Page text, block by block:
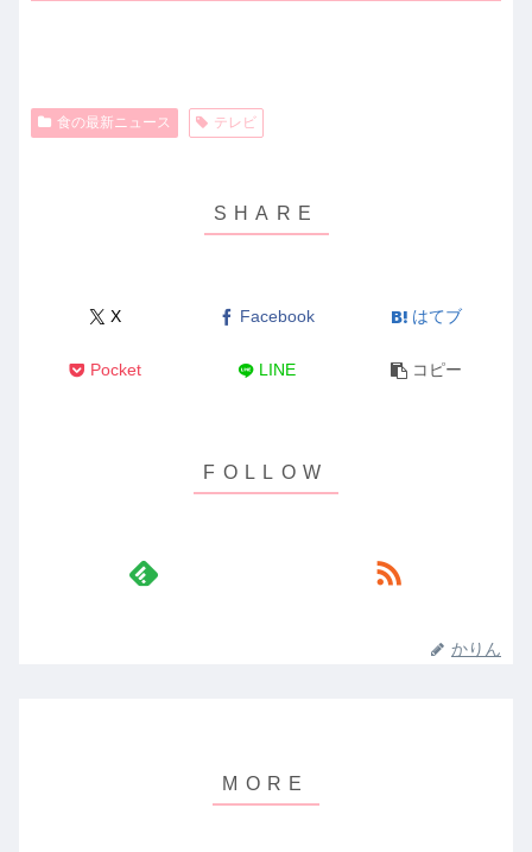
食の最新ニュース テレビ
X Facebook はてブ
Pocket LINE コピー
かりん